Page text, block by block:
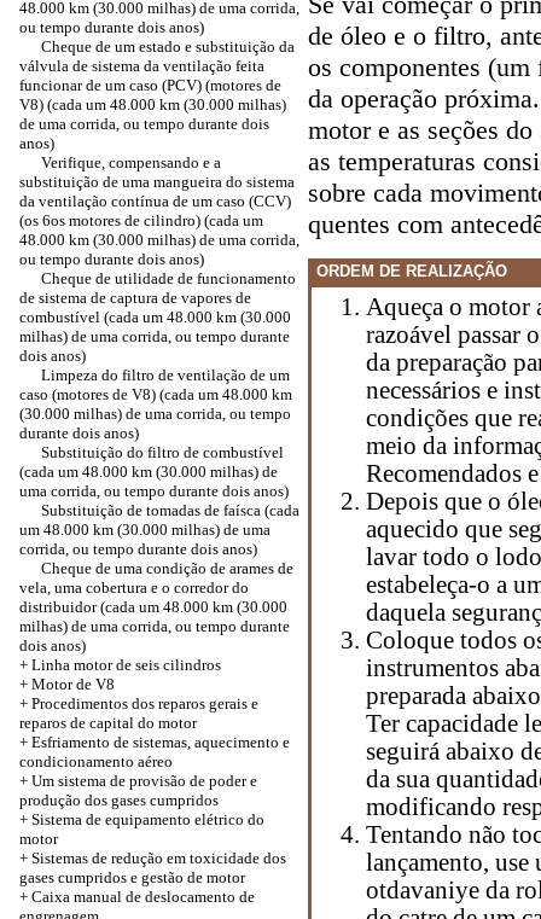
48.000 km (30.000 milhas) de uma corrida,
ou tempo durante dois anos)
Cheque de um estado e substituição da
válvula de sistema da ventilação feita
funcionar de um caso (PCV) (motores de
V8) (cada um 48.000 km (30.000 milhas)
de uma corrida, ou tempo durante dois
anos)
Verifique, compensando e a
substituição de uma mangueira do sistema
da ventilação contínua de um caso (CCV)
(os 6os motores de cilindro) (cada um
48.000 km (30.000 milhas) de uma corrida,
ou tempo durante dois anos)
Cheque de utilidade de funcionamento
de sistema de captura de vapores de
combustível (cada um 48.000 km (30.000
milhas) de uma corrida, ou tempo durante
dois anos)
Limpeza do filtro de ventilação de um
caso (motores de V8) (cada um 48.000 km
(30.000 milhas) de uma corrida, ou tempo
durante dois anos)
Substituição do filtro de combustível
(cada um 48.000 km (30.000 milhas) de
uma corrida, ou tempo durante dois anos)
Substituição de tomadas de faísca (cada
um 48.000 km (30.000 milhas) de uma
corrida, ou tempo durante dois anos)
Cheque de uma condição de arames de
vela, uma cobertura e o corredor do
distribuidor (cada um 48.000 km (30.000
milhas) de uma corrida, ou tempo durante
dois anos)
+ Linha motor de seis cilindros
+ Motor de V8
+ Procedimentos dos reparos gerais e
reparos de capital do motor
+ Esfriamento de sistemas, aquecimento e
condicionamento aéreo
+ Um sistema de provisão de poder e
produção dos gases cumpridos
+ Sistema de equipamento elétrico do
motor
+ Sistemas de redução em toxicidade dos
gases cumpridos e gestão de motor
+ Caixa manual de deslocamento de
de óleo e o filtro,
os componentes
da operação
motor e as seções
as temperaturas
sobre cada
quentes com
ORDEM DE REALIZAÇÃO
Aqueça o motor
razoável passar
da preparação
necessários e
condições que
meio da
Recomendados
Depois que o
aquecido que
lavar todo o
estabeleça-o a
daquela
Coloque todos
instrumentos
preparada
Ter capacidade
seguirá abaixo
da sua
modificando
Tentando não
lançamento, use
otdavaniye da